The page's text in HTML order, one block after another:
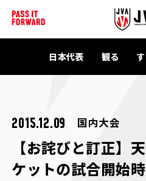
日本代表 観る
2015.12.09 国内大会
【お詫びと訂正】
ケットの試合開始